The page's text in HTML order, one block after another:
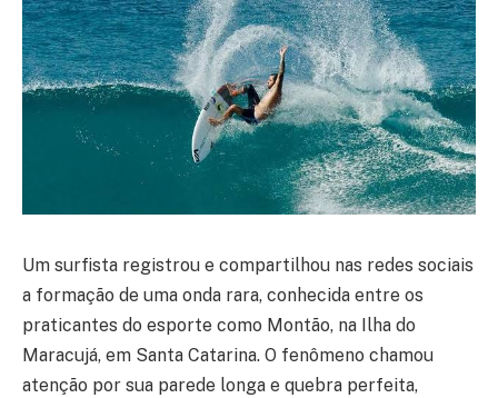
Um surfista registrou e compartilhou nas redes sociais
a formação de uma onda rara, conhecida entre os
praticantes do esporte como Montão, na Ilha do
Maracujá, em Santa Catarina. O fenômeno chamou
atenção por sua parede longa e quebra perfeita,